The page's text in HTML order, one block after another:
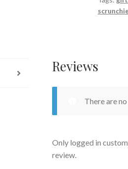
Reviews
There are
Only logged in
review.